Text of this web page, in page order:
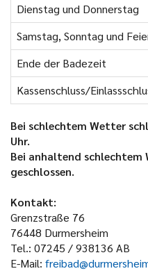
Dienstag und Donnerstag
Samstag, Sonntag und
Ende der Badezeit
Kassenschluss/
Bei schlechtem Wetter
Uhr.
Bei anhaltend
geschlossen.
Kontakt:
Grenzstraße 76
76448 Durmersheim
Tel.: 07245 / 938136 AB
E-Mail: